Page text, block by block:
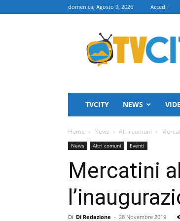
domenica, Agosto 9, 2026 Accedi
TVCITY
TVCITY NEWS
Home News Altri comuni
News Altri comuni Eventi
Mercatini
Di Di Redazione - 28 Novembre 2019